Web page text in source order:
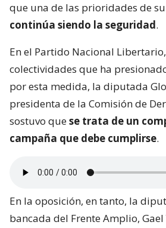
que una de las prioridades de
continúa siendo la seguridad.
En el Partido Nacional
colectividades que ha
por esta medida, la diputada
presidenta de la Comisión de
sostuvo quese trata de un
campaña que debe cumplirse.
En la oposición, en tanto, la
bancada del Frente Amplio, Gael